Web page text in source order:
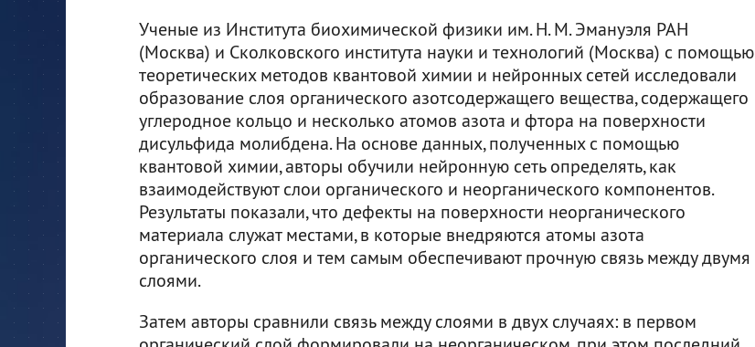
Ученые из Института биохимической физики им. Н. М. Эмануэля РАН
(Москва) и Сколковского института науки и технологий (Москва) с помощью
теоретических методов квантовой химии и нейронных сетей исследовали
образование слоя органического азотсодержащего вещества, содержащего
углеродное кольцо и несколько атомов азота и фтора на поверхности
дисульфида молибдена. На основе данных, полученных с помощью
квантовой химии, авторы обучили нейронную сеть определять, как
взаимодействуют слои органического и неорганического компонентов.
Результаты показали, что дефекты на поверхности неорганического
материала служат местами, в которые внедряются атомы азота
органического слоя и тем самым обеспечивают прочную связь между двумя
слоями.
Затем авторы сравнили связь между слоями в двух случаях: в первом